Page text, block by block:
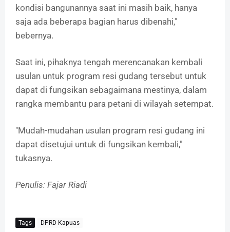
kondisi bangunannya saat ini masih baik, hanya
saja ada beberapa bagian harus dibenahi,"
bebernya.
Saat ini, pihaknya tengah merencanakan kembali
usulan untuk program resi gudang tersebut untuk
dapat di fungsikan sebagaimana mestinya, dalam
rangka membantu para petani di wilayah setempat.
"Mudah-mudahan usulan program resi gudang ini
dapat disetujui untuk di fungsikan kembali,"
tukasnya.
Penulis: Fajar Riadi
Tags DPRD Kapuas